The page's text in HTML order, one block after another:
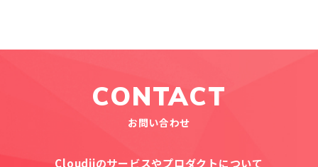
CONTACT
お問い合わせ
Cloudiiのサービスやプロダクトについて